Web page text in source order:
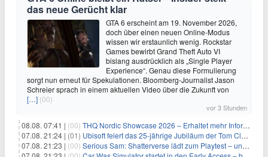
das neue Gerücht klar
GTA 6 erscheint am 19. November 2026,
doch über einen neuen Online-Modus
wissen wir erstaunlich wenig. Rockstar
Games bewirbt Grand Theft Auto VI
bislang ausdrücklich als „Single Player
Experience“. Genau diese Formulierung
sorgt nun erneut für Spekulationen. Bloomberg-Journalist Jason
Schreier sprach in einem aktuellen Video über die Zukunft von
[…] (00)
vor 3 Stunden
08.08. 07:41 | (00) THQ Nordic Showcase 2026 – Erhaltet mehr Informationen
07.08. 21:24 | (01) Ubisoft feiert das 25-jährige Jubiläum der Tom Clancy’s Ghost Recon-Reihe
07.08. 21:23 | (00) Serious Sam: Shatterverse lädt zum Playtest – und erscheint schon bald!